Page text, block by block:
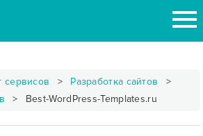
сервисов
Разработка сайтов
Best-WordPress-Templates.ru